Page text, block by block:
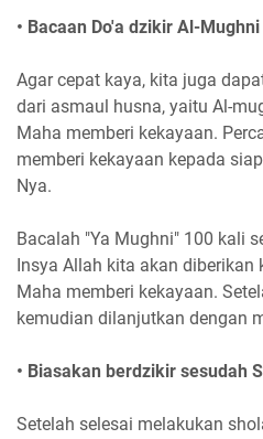
• Bacaan Do'a dzikir Al-Mughni
Agar cepat kaya, kita juga
dari asmaul husna, yaitu Al-
Maha memberi kekayaan.
memberi kekayaan kepada
Nya.
Bacalah "Ya Mughni" 100 kali
Insya Allah kita akan diberikan
Maha memberi kekayaan.
kemudian dilanjutkan dengan
• Biasakan berdzikir sesudah
Setelah selesai melakukan